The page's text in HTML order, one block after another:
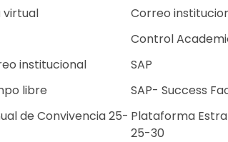
virtual
institucional
libre
de Tiempo
de Convivencia 25-
Correo
Control
SAP
SAP- Success
Plataforma
25-30